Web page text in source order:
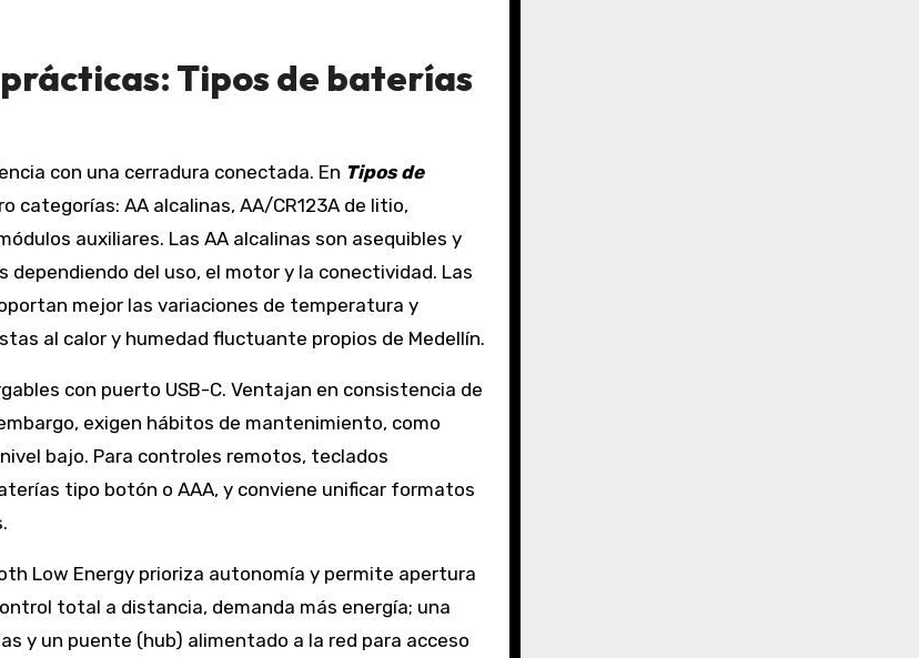
Tipos de baterías
con una cerradura conectada. En Tipos de
categorías: AA alcalinas, AA/CR123A de litio,
auxiliares. Las AA alcalinas son asequibles y
del uso, el motor y la conectividad. Las
mejor las variaciones de temperatura y
al calor y humedad fluctuante propios de Medellín.
con puerto USB-C. Ventajan en consistencia de
exigen hábitos de mantenimiento, como
bajo. Para controles remotos, teclados
tipo botón o AAA, y conviene unificar formatos
Low Energy prioriza autonomía y permite apertura
total a distancia, demanda más energía; una
y un puente (hub) alimentado a la red para acceso